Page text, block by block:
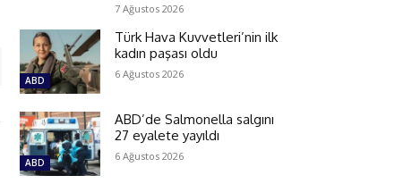
7 Ağustos 2026
ABD
Türk Hava Kuvvetleri’nin ilk
kadın paşası oldu
6 Ağustos 2026
ABD
ABD’de Salmonella salgını
27 eyalete yayıldı
6 Ağustos 2026